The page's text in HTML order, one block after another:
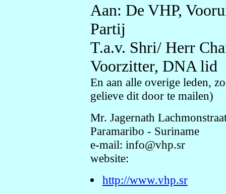
Aan: De VHP,
Partij
T.a.v. Shri/ Herr
Voorzitter, DNA lid
En aan alle overige leden,
gelieve dit door te mailen)
Mr. Jagernath
Paramaribo - Suriname
e-mail: info@vhp.sr
website:
http://www.vhp.sr